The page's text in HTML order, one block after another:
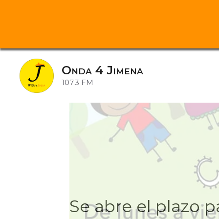
Saltar
contenido
Onda 4 Jimena
107.3 FM
Se abre el plazo